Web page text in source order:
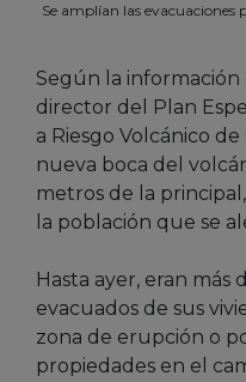
Se amplían las
Según la
director del Plan
a Riesgo Volcánico
nueva boca del
metros de la
la población que se
Hasta ayer, eran más
evacuados de sus
zona de erupción o
propiedades en el